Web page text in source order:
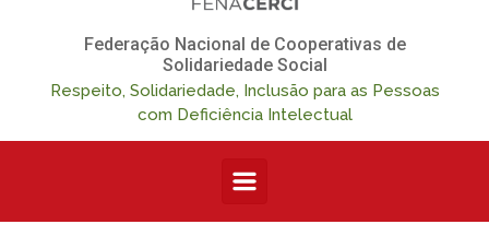
Federação Nacional de Cooperativas de
Solidariedade Social
Respeito, Solidariedade, Inclusão para as Pessoas
com Deficiência Intelectual